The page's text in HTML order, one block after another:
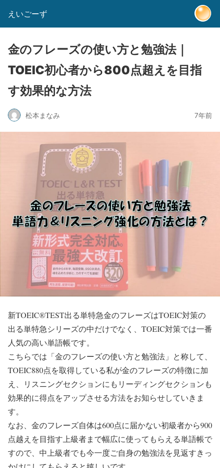
えいごーず
金のフレーズの使い方と勉強法｜
TOEIC初心者から800点超えを目指
す効果的な方法
松本まなみ 7年前
新TOEIC®TEST出る単特急金のフレーズはTOEIC対策の
出る単特急シリーズの中だけでなく、TOEIC対策では一番
人気の高い単語帳です。
こちらでは「金のフレーズの使い方と勉強法」と称して、
TOEIC880点を取得している私が金のフレーズの特徴に加
え、リスニングセクションにもリーディングセクションも
効果的に得点をアップさせる方法をお知らせしていきま
す。
なお、金のフレーズ自体は600点に届かない初級者から900
点越えを目指す上級者まで幅広に使ってもらえる単語帳で
すので、中上級者でも今一度ご自身の勉強法を見返すきっ